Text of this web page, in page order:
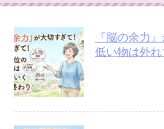
『脳の余力
低い物は外